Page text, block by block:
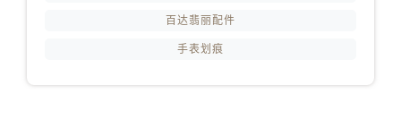
百达翡丽配件
手表划痕